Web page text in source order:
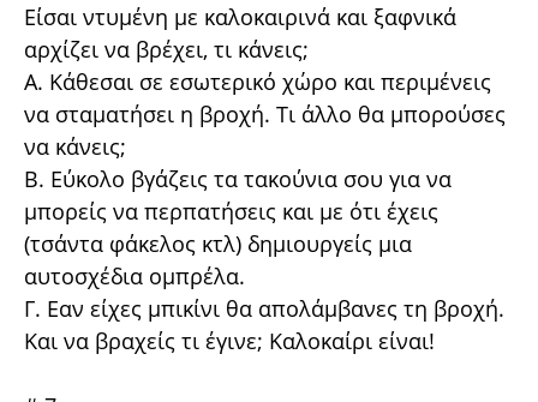
Είσαι ντυμένη με καλοκαιρινά και ξαφνικά
αρχίζει να βρέχει, τι κάνεις;
A. Κάθεσαι σε εσωτερικό χώρο και περιμένεις
να σταματήσει η βροχή. Τι άλλο θα μπορούσες
να κάνεις;
B. Εύκολο βγάζεις τα τακούνια σου για να
μπορείς να περπατήσεις και με ότι έχεις
(τσάντα φάκελος κτλ) δημιουργείς μια
αυτοσχέδια ομπρέλα.
Γ. Εαν είχες μπικίνι θα απολάμβανες τη βροχή.
Και να βραχείς τι έγινε; Καλοκαίρι είναι!